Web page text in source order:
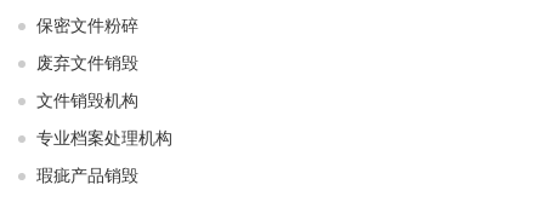
保密文件粉碎
废弃文件销毁
文件销毁机构
专业档案处理机构
瑕疵产品销毁